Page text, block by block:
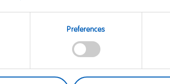
Preferences
Glukosesirup; Palmfett; Feuchthaltemittel:
Citronensäure; Aroma; Frucht- und
Schwarze Johannisbeere, Erdbeere, Kirsche.